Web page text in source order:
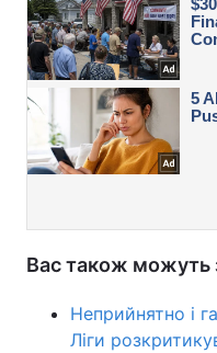
Вас також можуть
Неприйнятно і
Ліги